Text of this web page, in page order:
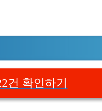
건 확인하기